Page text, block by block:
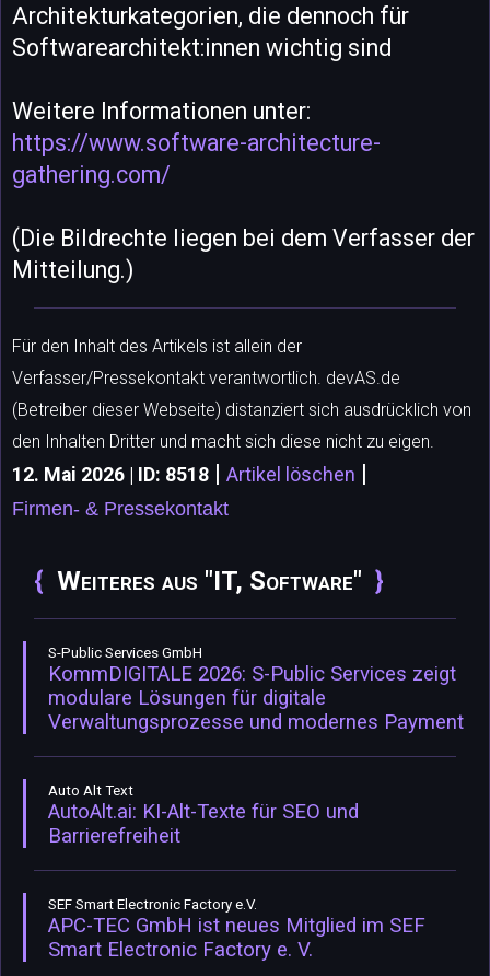
Architekturkategorien, die dennoch für
Softwarearchitekt:innen wichtig sind
Weitere Informationen unter:
https://www.software-architecture-
gathering.com/
(Die Bildrechte liegen bei dem Verfasser der
Mitteilung.)
Für den Inhalt des Artikels ist allein der
Verfasser/Pressekontakt verantwortlich. devAS.de
(Betreiber dieser Webseite) distanziert sich ausdrücklich von
den Inhalten Dritter und macht sich diese nicht zu eigen.
12. Mai 2026 | ID: 8518 Artikel löschen
Firmen- & Pressekontakt
Weiteres aus "IT, Software"
S-Public Services GmbH
KommDIGITALE 2026: S-Public Services zeigt
modulare Lösungen für digitale
Verwaltungsprozesse und modernes Payment
Auto Alt Text
AutoAlt.ai: KI-Alt-Texte für SEO und
Barrierefreiheit
SEF Smart Electronic Factory e.V.
APC-TEC GmbH ist neues Mitglied im SEF
Smart Electronic Factory e. V.